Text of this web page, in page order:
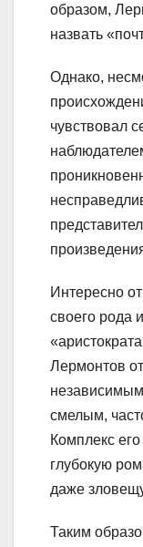
образом,
назвать
Однако,
чувствовал
Интересно
своего рода
Лермонтов
смелым,
Комплекс
глубокую
даже
Таким